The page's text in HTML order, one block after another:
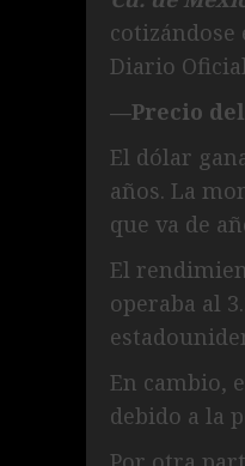
cotizándose
Diario
—Precio
El dólar
años. La
que va de
El
operaba al
En cambio,
debido a la